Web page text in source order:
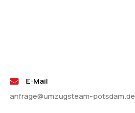
E-Mail
anfrage@umzugsteam-potsdam.de